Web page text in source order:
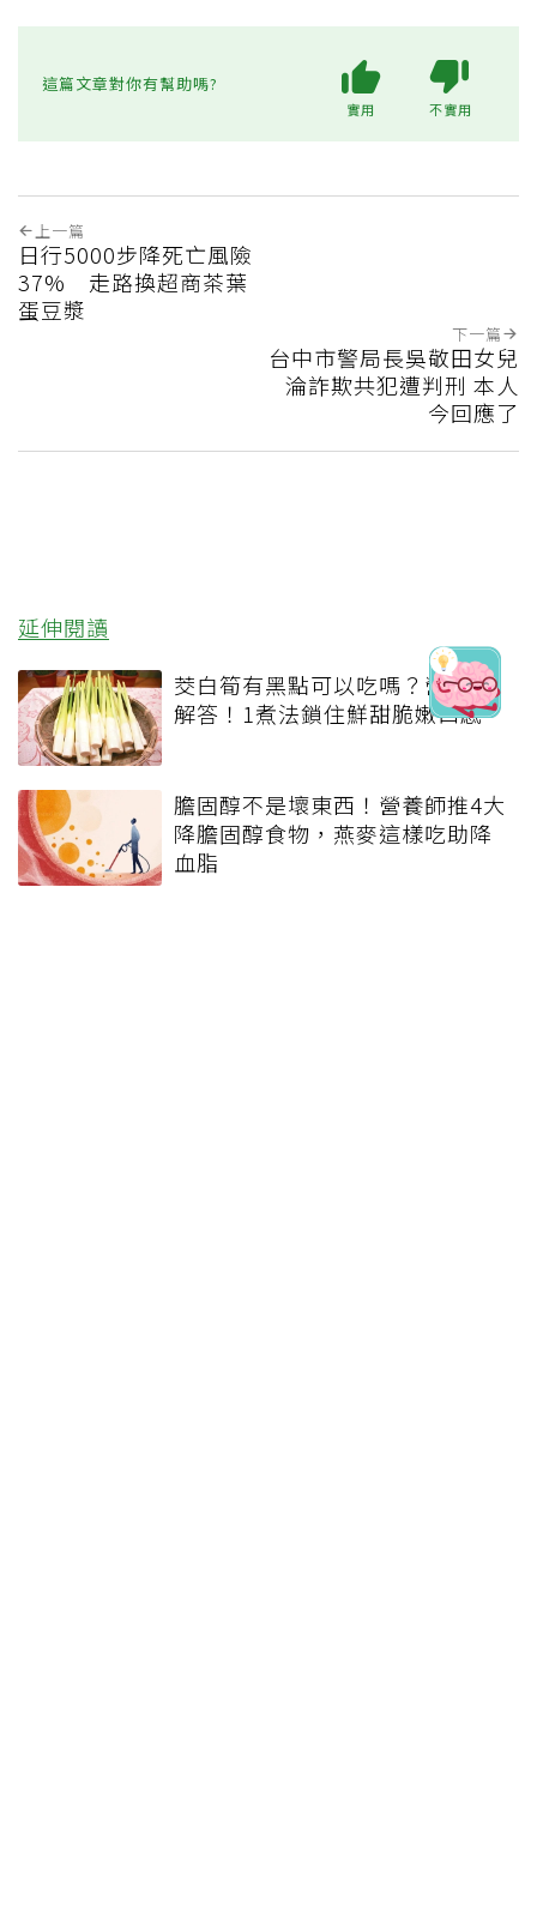
這篇文章對你有幫助嗎?
實用 不實用
上一篇
日行5000步降死亡風險
37% 走路換超商茶葉
蛋豆漿
下一篇
台中市警局長吳敬田女兒
淪詐欺共犯遭判刑 本人
今回應了
延伸閱讀
茭白筍有黑點可以吃嗎？營養師
解答！1煮法鎖住鮮甜脆嫩口感
膽固醇不是壞東西！營養師推4大
降膽固醇食物，燕麥這樣吃助降
血脂